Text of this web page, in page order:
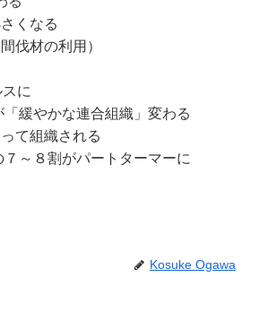
くなる
伐材の利用）
に
やかな連合組織」変わる
て組織される
～８割がパートターマーに
Kosuke Ogawa